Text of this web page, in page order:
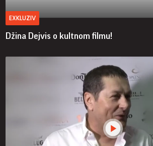
EXKLUZIV
Džina Dejvis o kultnom filmu!